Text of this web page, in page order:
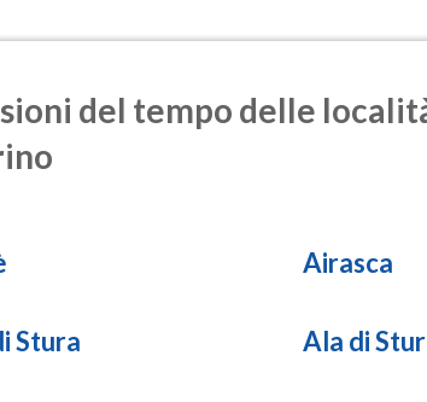
del tempo delle
Airasca
Stura Ala di